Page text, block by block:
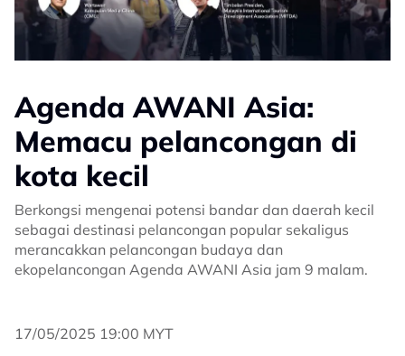
Agenda AWANI Asia:
Memacu pelancongan di
kota kecil
Berkongsi mengenai potensi bandar dan daerah kecil
sebagai destinasi pelancongan popular sekaligus
merancakkan pelancongan budaya dan
ekopelancongan Agenda AWANI Asia jam 9 malam.
17/05/2025 19:00 MYT